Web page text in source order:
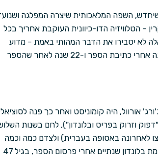
השפה המלאכותית שיצרה המפלגה
הטלוויזיה הדו-כיוונית העוקבת אחריך בכל
לא יסבירו את הדבר המהותי באמת – מדוע
מציאות כה קיצונית ומופרכת ממשיכה להיות רלוונטית ומאיימת גם כיום, 58 שנה אחרי כתיבת הספר ו-22 שנה לאחר שהספר
אורוול, היה קומוניסט ואחר כך פנה
וזרוק בפריס ובלונדון"), לחם בשנות
לאחרונה באסופה בעברית) ולצדם כמה וכמה
. הוא מת בלונדון שנתיים אחרי פרסום הספר, בגיל 47